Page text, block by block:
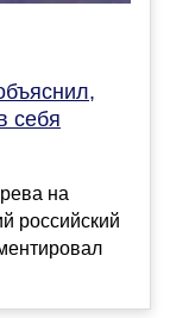
себя
на
российский